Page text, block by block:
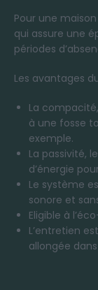
Pour une
qui assure une
périodes
Les avantages
La
à une fosse
exemple.
La passivité,
d’énergie
Le système
sonore et
Eligible à
L’entretien
allongée